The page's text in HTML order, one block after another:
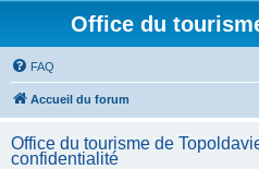
Office du
FAQ
Accueil du forum
Office du tourisme de
confidentialité